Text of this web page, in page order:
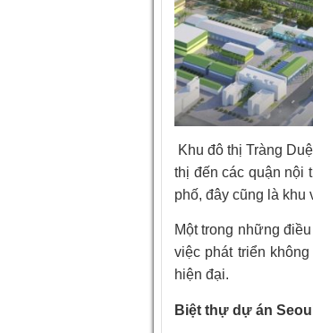
Khu đô thị Tràng
thị đến các quận nội
phố, đây cũng là khu
Một trong những
việc phát triển
hiện đại.
Biệt thự dự án